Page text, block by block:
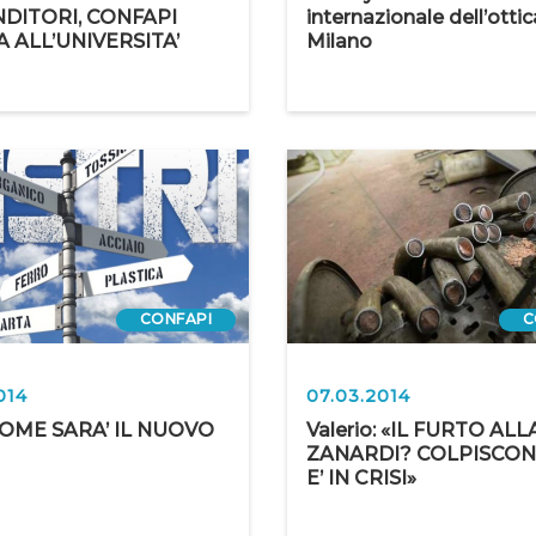
CONFAPI
ALL’UNIVERSITA’
internazionale
Milano
CONFAPI
SARA’ IL NUOVO
07.03.2014
Valerio: «IL FURTO
ZANARDI?
E’ IN CRISI»